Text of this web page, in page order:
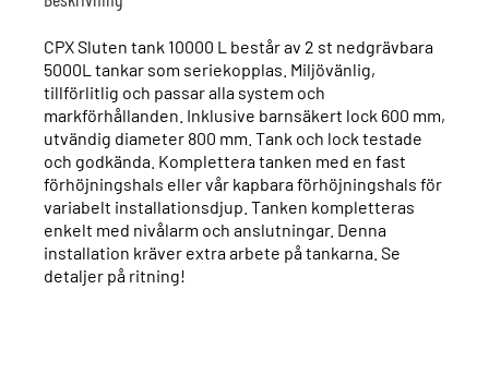
CPX Sluten tank 10000 L består av 2 st nedgrävbara
5000L tankar som seriekopplas. Miljövänlig,
tillförlitlig och passar alla system och
markförhållanden. Inklusive barnsäkert lock 600 mm,
utvändig diameter 800 mm. Tank och lock testade
och godkända. Komplettera tanken med en fast
förhöjningshals eller vår kapbara förhöjningshals för
variabelt installationsdjup. Tanken kompletteras
enkelt med nivålarm och anslutningar. Denna
installation kräver extra arbete på tankarna. Se
detaljer på ritning!